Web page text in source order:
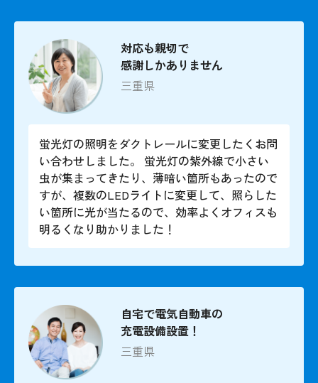
対応も親切で
感謝しかありません
三重県
蛍光灯の照明をダクトレールに変更したくお問
い合わせしました。 蛍光灯の紫外線で小さい
虫が集まってきたり、薄暗い箇所もあったので
すが、複数のLEDライトに変更して、照らした
い箇所に光が当たるので、効率よくオフィスも
明るくなり助かりました！
自宅で電気自動車の
充電設備設置！
三重県